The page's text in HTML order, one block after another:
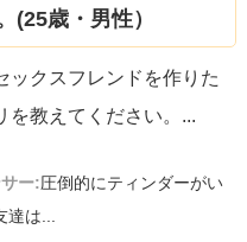
(25歳・男性）
ックスフレンドを作りた
教えてください。 ...
ー:圧倒的にティンダーがい
達は...